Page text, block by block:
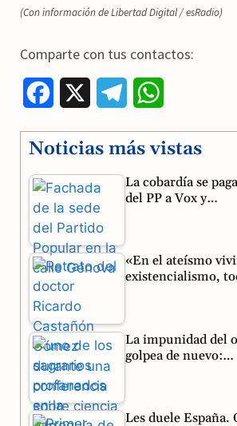
(Con información de Libertad Digital / esRadio)
Comparte con tus contactos:
c
e
b
o
o
k
l
e
a
a
t
p
Noticias más vistas
La cobardía se
del PP a Vox y…
«En el ateísmo
existencialismo,
La impunidad del
golpea de nuevo:…
Les duele España.